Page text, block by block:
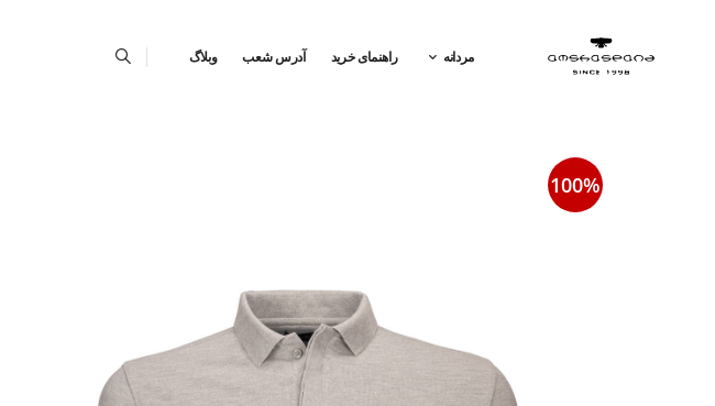
مردانه راهنمای خرید آدرس شعب وبلاگ
100%